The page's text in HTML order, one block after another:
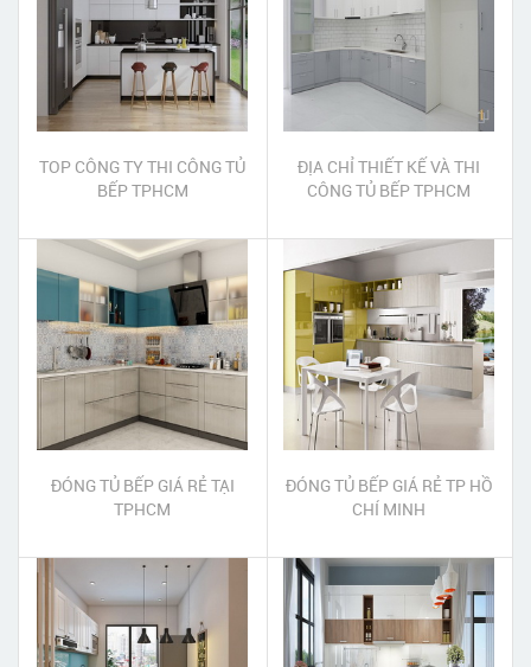
TOP CÔNG TY THI CÔNG TỦ
BẾP TPHCM
ĐỊA CHỈ THIẾT KẾ VÀ THI
CÔNG TỦ BẾP TPHCM
ĐÓNG TỦ BẾP GIÁ RẺ TẠI
TPHCM
ĐÓNG TỦ BẾP GIÁ RẺ TP HỒ
CHÍ MINH